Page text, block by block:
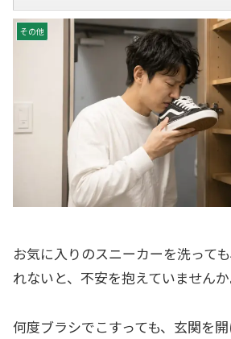
その他
お気に入りのスニーカーを洗って
れないと、不安を抱えていませんか
何度ブラシでこすっても、玄関を